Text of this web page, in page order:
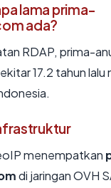
lama prima-
ada?
RDAP, prima-
17.2 tahun lalu
menempatkan
di jaringan OVH